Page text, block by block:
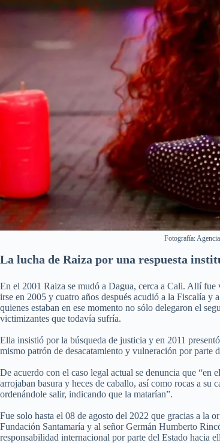
Fotografía:
La lucha de Raiza por una respuesta
En el 2001 Raiza se mudó a Dagua, cerca a Cali. Allí
irse en 2005 y cuatro años después acudió a la Fiscalía
quienes estaban en ese momento no sólo delegaron el
victimizantes que todavía sufría.
Ella insistió por la búsqueda de justicia y en 2011
mismo patrón de desacatamiento y vulneración por parte
De acuerdo con el caso legal actual se denuncia que “en
arrojaban basura y heces de caballo, así como rocas a su
ordenándole salir, indicando que la matarían”.
Fue solo hasta el 08 de agosto del 2022 que gracias a la
Fundación Santamaría y al señor Germán Humberto
responsabilidad internacional por parte del Estado hacia